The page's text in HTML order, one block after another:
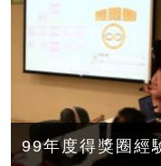
99年度得獎圈經